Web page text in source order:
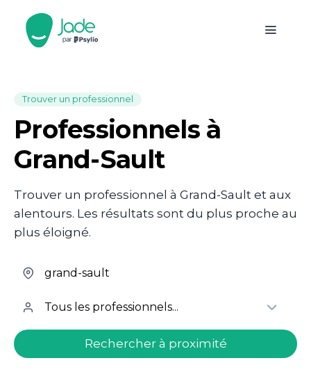
Trouver un professionnel
Professionnels à
Grand-Sault
Trouver un professionnel à Grand-Sault et aux
alentours. Les résultats sont du plus proche au
plus éloigné.
welcome.search.find.subtitle
Rechercher à proximité